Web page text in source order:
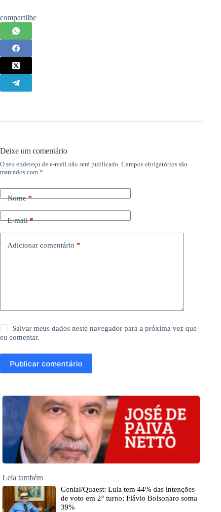
compartilhe
Deixe um comentário
O seu endereço de e-mail não será publicado. Campos obrigatórios são
marcados com *
Nome*
E-mail*
Adicionar comentário *
Salvar meus dados neste navegador para a próxima vez que
eu comentar.
Publicar comentário
Leia também
Genial/Quaest: Lula tem 44% das intenções
de voto em 2° turno; Flávio Bolsonaro soma
39%